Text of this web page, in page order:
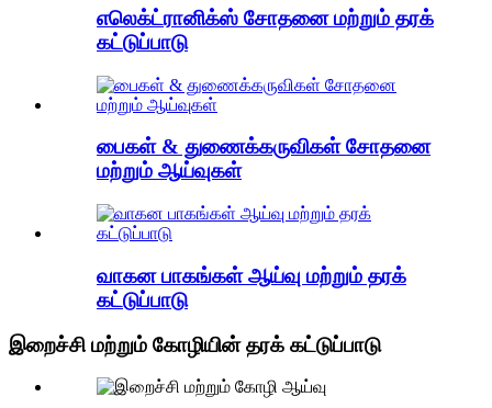
எலெக்ட்ரானிக்ஸ் சோதனை மற்றும் தரக்
கட்டுப்பாடு
பைகள் & துணைக்கருவிகள் சோதனை
மற்றும் ஆய்வுகள்
வாகன பாகங்கள் ஆய்வு மற்றும் தரக்
கட்டுப்பாடு
இறைச்சி மற்றும் கோழியின் தரக் கட்டுப்பாடு